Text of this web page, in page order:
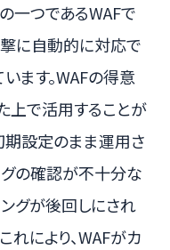
一つであるWAFで
に自動的に対応で
ます。WAFの得意
上で活用することが
期設定のまま運用さ
グの確認が不十分な
グが後回しにされ
れにより、WAFがカ